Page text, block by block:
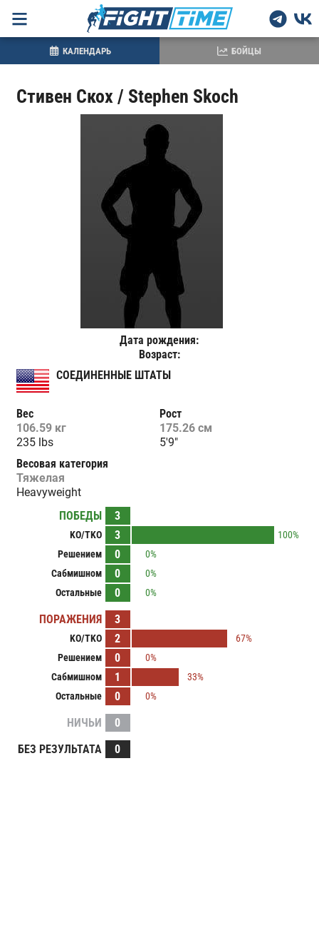
Стивен Скох / Stephen Skoch
Дата рождения:
Возраст:
СОЕДИНЕННЫЕ ШТАТЫ
Вес
106.59 кг
235 lbs
Рост
175.26 см
5'9"
Весовая категория
Тяжелая
Heavyweight
ПОБЕДЫ
3
KO/TKO 3
100%
Решением
0
0%
Сабмишном
0
0%
Остальные
0 0%
ПОРАЖЕНИЯ 3
KO/TKO 2
67%
Решением
0
0%
Сабмишном
1
33%
Остальные
0 0%
НИЧЬИ
0
БЕЗ РЕЗУЛЬТАТА
0
КАЛЕНДАРЬ БОЙЦЫ